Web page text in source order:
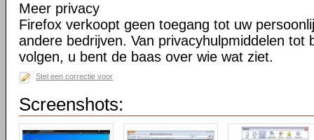
Meer privacy
Firefox verkoopt geen toegang tot uw
andere bedrijven. Van privacyhulpmiddelen tot
volgen, u bent de baas over wie wat ziet.
Stel een correctie voor
Screenshots: